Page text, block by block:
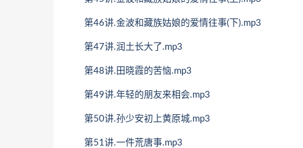
第46讲.金波和藏族姑娘的爱情往事(下).mp3
第47讲.润土长大了.mp3
第48讲.田晓霞的苦恼.mp3
第49讲.年轻的朋友来相会.mp3
第50讲.孙少安初上黄原城.mp3
第51讲.一件荒唐事.mp3